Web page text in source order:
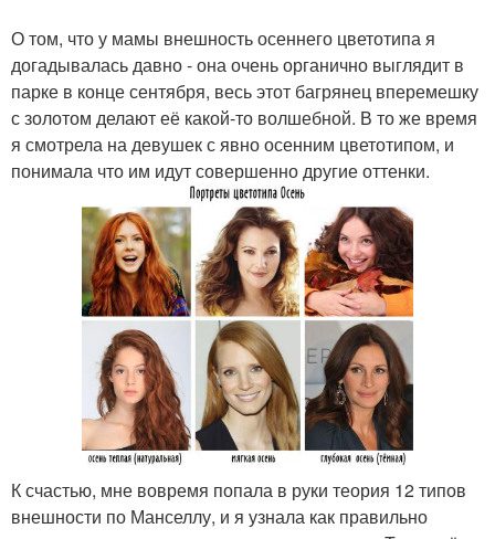
О том, что у мамы внешность осеннего цветотипа я
догадывалась давно - она очень органично выглядит в
парке в конце сентября, весь этот багрянец вперемешку
с золотом делают её какой-то волшебной. В то же время
я смотрела на девушек с явно осенним цветотипом, и
понимала что им идут совершенно другие оттенки.
К счастью, мне вовремя попала в руки теория 12 типов
внешности по Манселлу, и я узнала как правильно